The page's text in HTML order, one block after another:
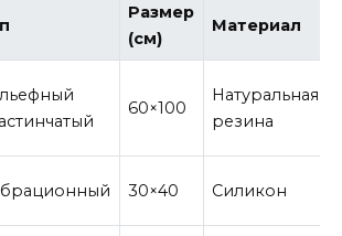
Размер
(см)
Материал
60×100
Натуральная
резина
30×40 Силикон